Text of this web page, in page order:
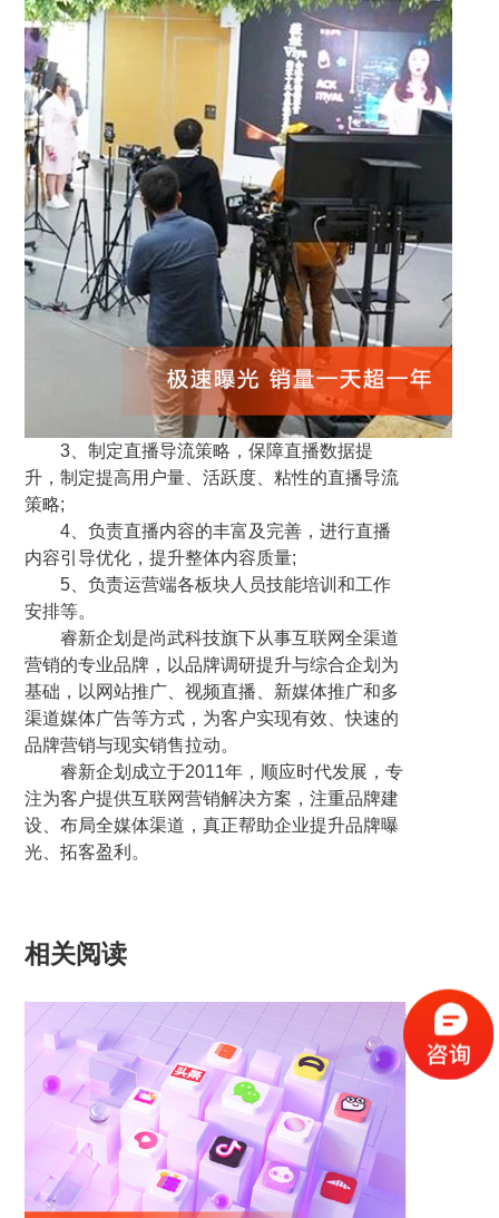
3、制定直播导流策略，保障直播数据提
升，制定提高用户量、活跃度、粘性的直播导流
策略;
4、负责直播内容的丰富及完善，进行直播
内容引导优化，提升整体内容质量;
5、负责运营端各板块人员技能培训和工作
安排等。
睿新企划是尚武科技旗下从事互联网全渠道
营销的专业品牌，以品牌调研提升与综合企划为
基础，以网站推广、视频直播、新媒体推广和多
渠道媒体广告等方式，为客户实现有效、快速的
品牌营销与现实销售拉动。
睿新企划成立于2011年，顺应时代发展，专
注为客户提供互联网营销解决方案，注重品牌建
设、布局全媒体渠道，真正帮助企业提升品牌曝
光、拓客盈利。
相关阅读